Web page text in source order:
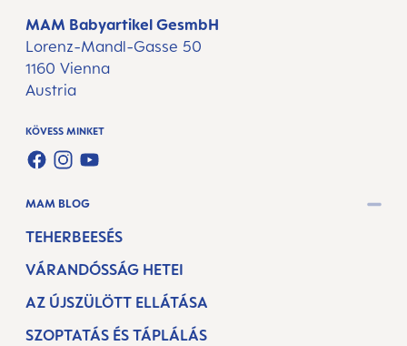
MAM Babyartikel GesmbH
Lorenz-Mandl-Gasse 50
1160 Vienna
Austria
KÖVESS MINKET
FACEBOOK
INSTAGRAM
YOUTUBE
MAM BLOG
TEHERBEESÉS
VÁRANDÓSSÁG HETEI
AZ ÚJSZÜLÖTT ELLÁTÁSA
SZOPTATÁS ÉS TÁPLÁLÁS